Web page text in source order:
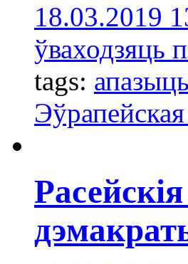
18.03.2019
ўваходзяць
tags: